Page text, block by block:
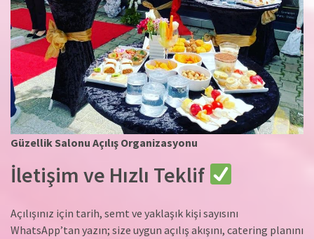
Güzellik Salonu Açılış Organizasyonu
İletişim ve Hızlı Teklif
Açılışınız için tarih, semt ve yaklaşık kişi sayısını
WhatsApp’tan yazın; size uygun açılış akışını, catering planını